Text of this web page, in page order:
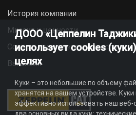
История компании
Миссия и ценности
Социальная ответственность
Вакансии
ДООО «Цеппелин
использует cookies
целях
Куки – это небольшие по объему
хранятся на вашем устройстве.
эффективно использовать наш веб-